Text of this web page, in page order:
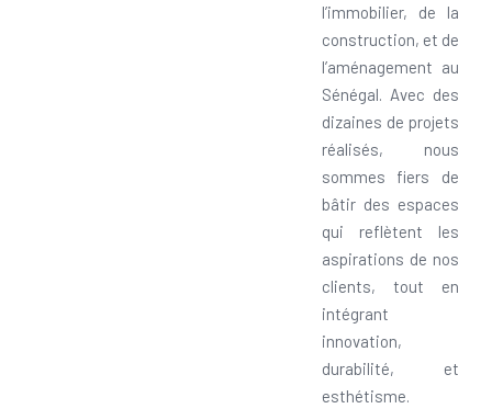
l’immobilier, de la
construction, et de
l’aménagement au
Sénégal. Avec des
dizaines de projets
réalisés, nous
sommes fiers de
bâtir des espaces
qui reflètent les
aspirations de nos
clients, tout en
intégrant
innovation,
durabilité, et
esthétisme.